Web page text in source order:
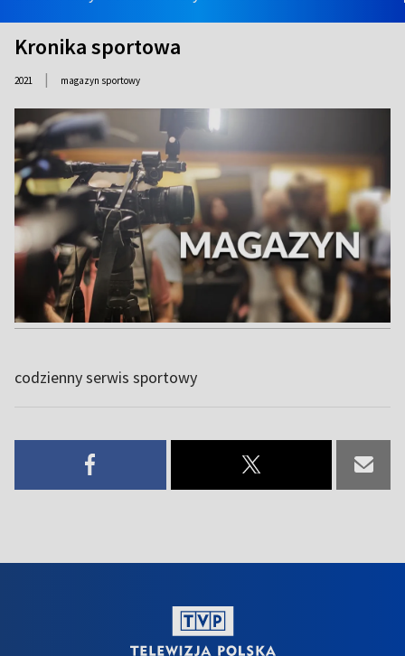
Kronika sportowa
2021 | magazyn sportowy
codzienny serwis sportowy